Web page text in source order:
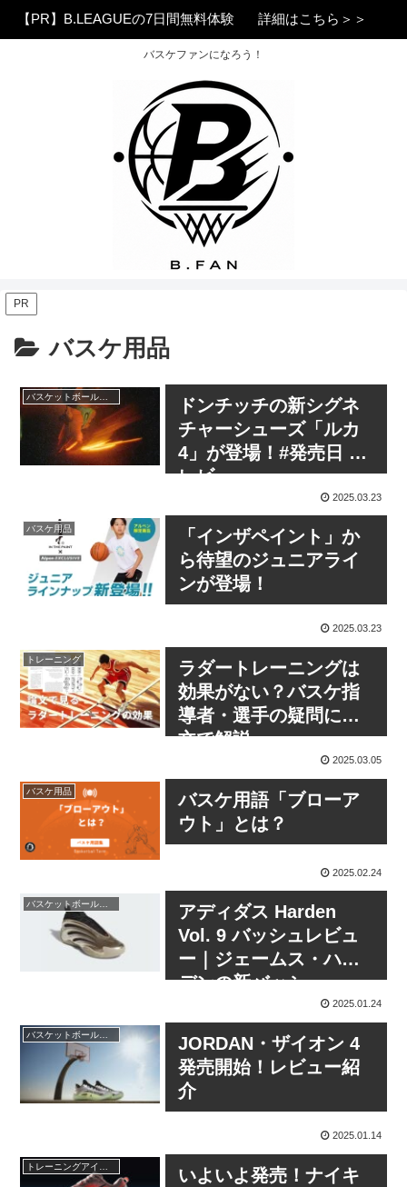
【PR】B.LEAGUEの7日間無料体験 詳細はこちら＞＞
バスケファンになろう！
PR
バスケ用品
バスケットボールシューズ
ドンチッチの新シグネ
チャーシューズ「ルカ
4」が登場！#発売日 #
レビュー
2025.03.23
バスケ用品
「インザペイント」か
ら待望のジュニアライ
ンが登場！
2025.03.23
トレーニング
ラダートレーニングは
効果がない？バスケ指
導者・選手の疑問に論
文で解説
2025.03.05
バスケ用品
バスケ用語「ブローア
ウト」とは？
2025.02.24
バスケットボールシューズ
アディダス Harden
Vol. 9 バッシュレビュ
ー｜ジェームス・ハー
デンの新バッシュ
2025.01.24
バスケットボールシューズ
JORDAN・ザイオン 4
発売開始！レビュー紹
介
2025.01.14
いよいよ発売！ナイキ